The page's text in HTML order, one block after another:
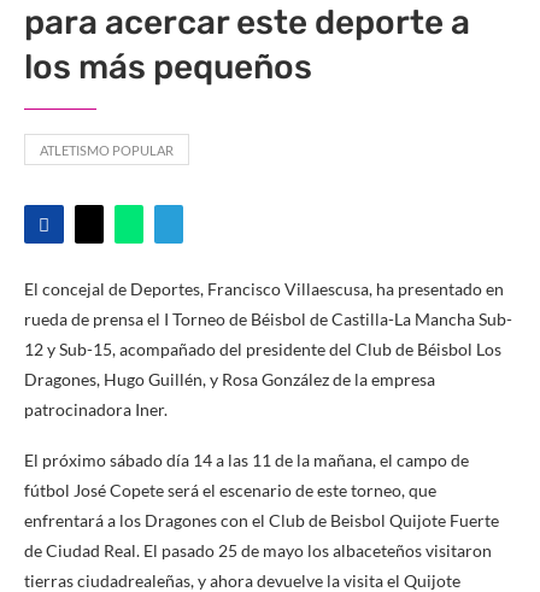
para acercar este deporte a
los más pequeños
ATLETISMO POPULAR
El concejal de Deportes, Francisco Villaescusa, ha presentado en
rueda de prensa el I Torneo de Béisbol de Castilla-La Mancha Sub-
12 y Sub-15, acompañado del presidente del Club de Béisbol Los
Dragones, Hugo Guillén, y Rosa González de la empresa
patrocinadora Iner.
El próximo sábado día 14 a las 11 de la mañana, el campo de
fútbol José Copete será el escenario de este torneo, que
enfrentará a los Dragones con el Club de Beisbol Quijote Fuerte
de Ciudad Real. El pasado 25 de mayo los albaceteños visitaron
tierras ciudadrealeñas, y ahora devuelve la visita el Quijote